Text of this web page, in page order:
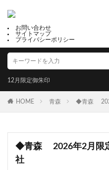
お問い合わせ
サイトマップ
プライバシーポリシー
12月限定御朱印
HOME 青森 ◆青森
◆青森 2026年2月限
社